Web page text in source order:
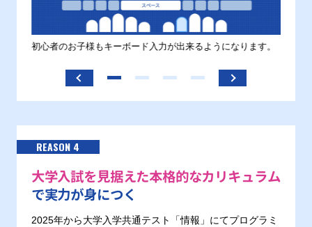
初心者のお子様もキーボード入力が出来るようになります。
REASON 4
大学入試を見据えた本格的なカリキュラム
で実力が身につく
2025年から大学入学共通テスト「情報」にてプログラミ